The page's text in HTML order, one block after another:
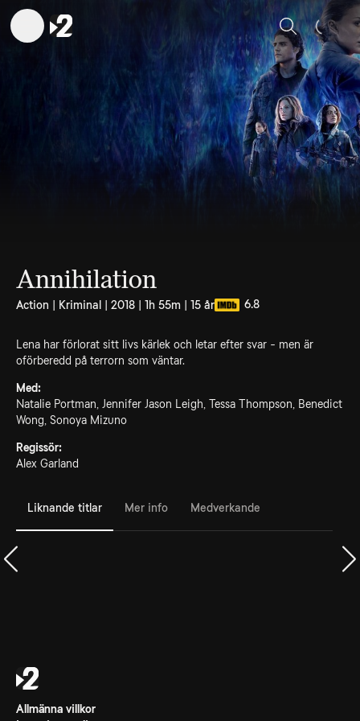
Sök
Annihilation
Action | Kriminal | 2018 | 1h 55m | 15 år 6.8
Lena har förlorat sitt livs kärlek och letar efter svar - men är
oförberedd på terrorn som väntar.
Med:
Natalie Portman, Jennifer Jason Leigh, Tessa Thompson, Benedict
Wong, Sonoya Mizuno
Regissör:
Alex Garland
Liknande titlar Mer info Medverkande
Allmänna villkor